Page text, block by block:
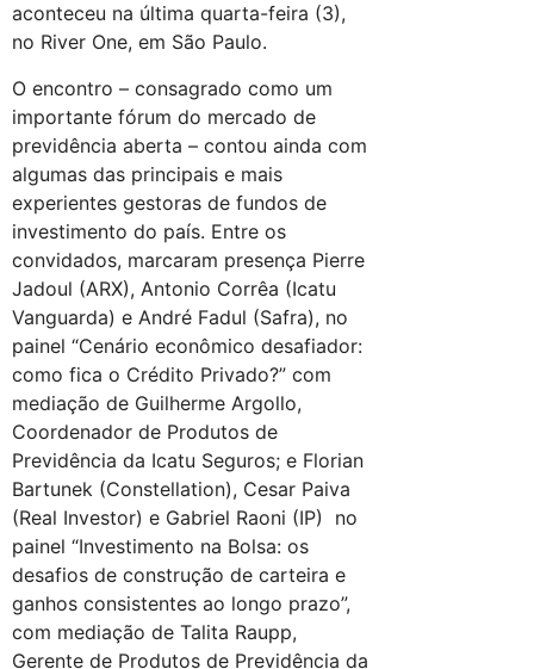
aconteceu na última quarta-feira (3),
no River One, em São Paulo.
O encontro – consagrado como um
importante fórum do mercado de
previdência aberta – contou ainda com
algumas das principais e mais
experientes gestoras de fundos de
investimento do país. Entre os
convidados, marcaram presença Pierre
Jadoul (ARX), Antonio Corrêa (Icatu
Vanguarda) e André Fadul (Safra), no
painel “Cenário econômico desafiador:
como fica o Crédito Privado?” com
mediação de Guilherme Argollo,
Coordenador de Produtos de
Previdência da Icatu Seguros; e Florian
Bartunek (Constellation), Cesar Paiva
(Real Investor) e Gabriel Raoni (IP) no
painel “Investimento na Bolsa: os
desafios de construção de carteira e
ganhos consistentes ao longo prazo”,
com mediação de Talita Raupp,
Gerente de Produtos de Previdência da